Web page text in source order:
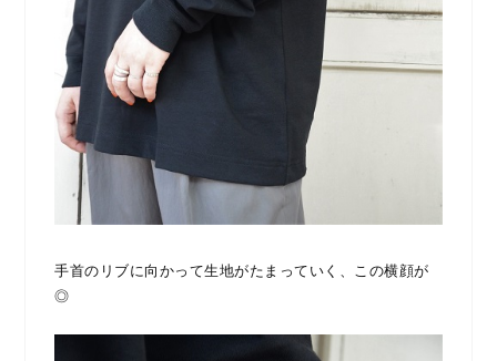
手首のリブに向かって生地がたまっていく、この横顔が
◎